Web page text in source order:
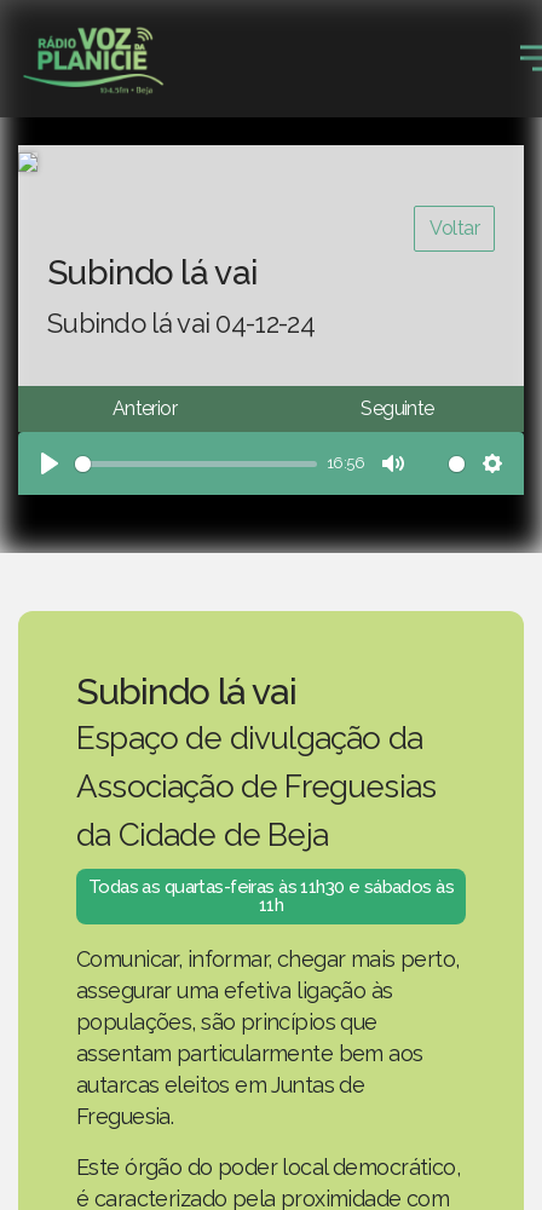
Voltar
Subindo lá vai
Subindo lá vai 04-12-24
Anterior Seguinte
Play
16:56
Mute
Subindo lá vai
Espaço de divulgação da
Associação de Freguesias
da Cidade de Beja
Todas as quartas-feiras às 11h30 e sábados às
11h
Comunicar, informar, chegar mais perto,
assegurar uma efetiva ligação às
populações, são princípios que
assentam particularmente bem aos
autarcas eleitos em Juntas de
Freguesia.
Este órgão do poder local democrático,
é caracterizado pela proximidade com